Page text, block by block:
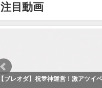
注目動画
【ブレオダ】祝🎊神運営！激アツイ